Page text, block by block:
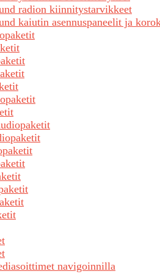
radion kiinnitystarvikkeet
kaiutin asennuspaneelit ja
navigoinnilla